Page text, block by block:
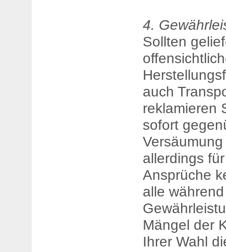
4.
Sollten
auch
reklamieren
sofort
allerdings
Ansprüche
alle
Mängel der
Ihrer Wahl